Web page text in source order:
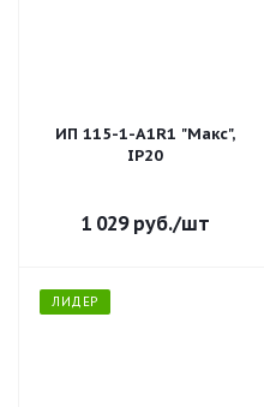
ИП 115-1-A1R1 "Макс",
IP20
1 029руб./шт
ЛИДЕР